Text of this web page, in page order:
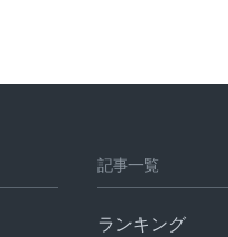
記事一覧
ランキング